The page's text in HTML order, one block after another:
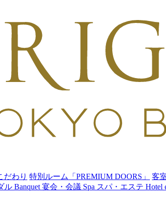
だわり 特別ルーム「PREMIUM DOORS」 客
ル Banquet 宴会・会議 Spa スパ・エステ Hotel